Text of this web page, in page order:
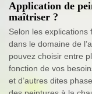
Application de
maîtriser ?
Selon les
dans le domaine de
pouvez choisir entre
fonction de vos
et d’autres dites